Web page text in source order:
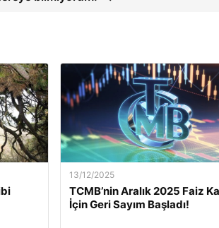
13/12/2025
TCMB’nin Aralık 2025 Faiz
İçin Geri Sayım Başladı!